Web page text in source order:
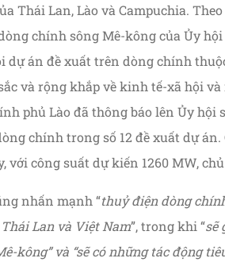
Thái Lan, Lào và Campuchia.
chính sông Mê-kông của Ủy hội
dự án đề xuất trên dòng chính
và rộng khắp về kinh tế-xã hội
phủ Lào đã thông báo lên Ủy
chính trong số 12 đề xuất dự
với công suất dự kiến 1260 MW,
nhấn mạnh “thuỷ điện dòng
Lan và Việt Nam”, trong khi “sẽ
kông” và “sẽ có những tác động